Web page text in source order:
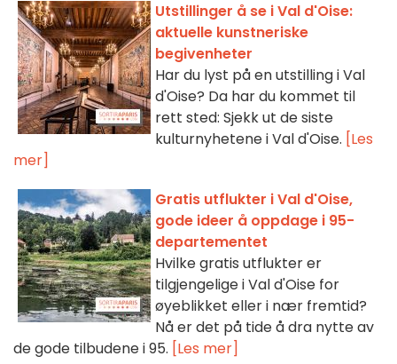
Utstillinger å se i Val d'Oise:
aktuelle kunstneriske
begivenheter
Har du lyst på en utstilling i Val
d'Oise? Da har du kommet til
rett sted: Sjekk ut de siste
kulturnyhetene i Val d'Oise. [Les
mer]
Gratis utflukter i Val d'Oise,
gode ideer å oppdage i 95-
departementet
Hvilke gratis utflukter er
tilgjengelige i Val d'Oise for
øyeblikket eller i nær fremtid?
Nå er det på tide å dra nytte av
de gode tilbudene i 95. [Les mer]